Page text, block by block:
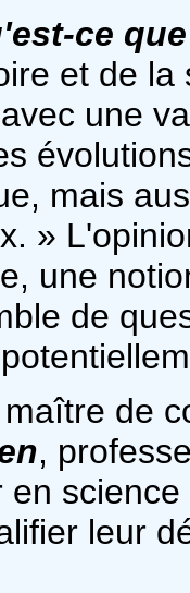
ce
et de
une
mais
»
une
de
de
,
en
leur